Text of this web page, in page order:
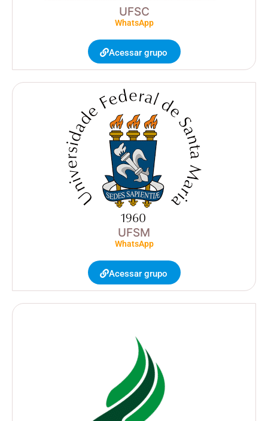
UFSC
WhatsApp
Acessar grupo
UFSM
WhatsApp
Acessar grupo